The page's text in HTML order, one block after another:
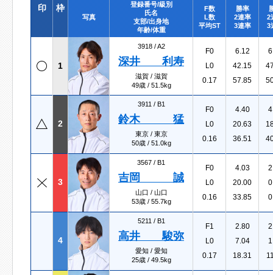
印 枠
写真
登録番号/級別
氏名
支部/出身地
年齢/体重
F数
L数
平均ST
勝率
2連率
3連率
2
3
1
3918 /A2
深井 利寿
滋賀 / 滋賀
49歳 / 51.5kg
F0
L0
0.17
6.12
42.15
57.85
2
3911 / B1
鈴木 猛
東京 / 東京
50歳 / 51.0kg
F0
L0
0.16
4.40
20.63
36.51
3
3567 / B1
吉岡 誠
山口 / 山口
53歳 / 55.7kg
F0
L0
0.16
4.03
20.00
33.85
4
5211 / B1
高井 駿弥
愛知 / 愛知
25歳 / 49.5kg
F1
L0
0.17
2.80
7.04
18.31